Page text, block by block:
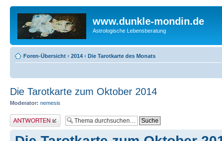
www.dunkle-mondin.de
Astrologische Lebensberatung
Foren-Übersicht ‹ 2014 ‹ Die Tarotkarte des Monats
Die Tarotkarte zum Oktober 2014
Moderator: nemesis
Antwort erstellen